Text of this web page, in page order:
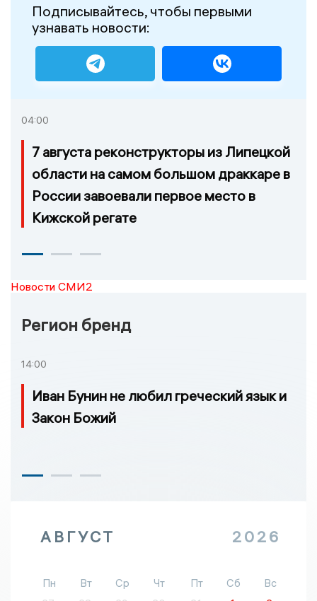
Подписывайтесь, чтобы первыми
узнавать новости:
04:00
7 августа реконструкторы из Липецкой
области на самом большом драккаре в
России завоевали первое место в
Кижской регате
Новости СМИ2
Регион бренд
14:00
Иван Бунин не любил греческий язык и
Закон Божий
АВГУСТ 2026
Пн Вт Ср Чт Пт Сб
Вс